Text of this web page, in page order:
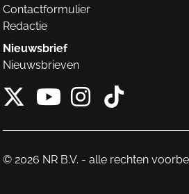
Contactformulier
Redactie
Nieuwsbrief
Nieuwsbrieven
X van
© 2026 NR B.V. - alle rechten